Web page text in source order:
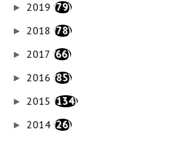
► 2019 (79)
► 2018 (78)
► 2017 (66)
► 2016 (85)
► 2015 (134)
► 2014 (26)